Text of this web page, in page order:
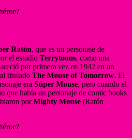
Ratón, que es un personaje de
el estudio Terrytoons, como una
por primera vez en 1942 en un
titulado The Mouse of Tomorrow. El
era Súper Mouse, pero cuando el
que había un personaje de comic books
porMighty Mouse (Ratón